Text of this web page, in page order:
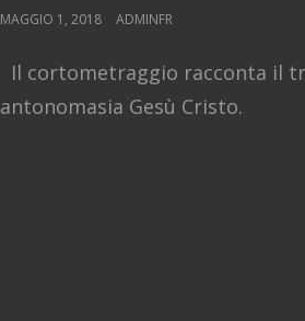
POSTED
MAGGIO 1, 2018 ADMINFR
Il cortometraggio racconta il
antonomasia Gesù Cristo.